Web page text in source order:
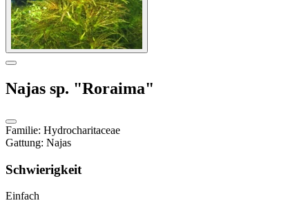
Najas sp. "Roraima"
Familie: Hydrocharitaceae
Gattung: Najas
Schwierigkeit
Einfach